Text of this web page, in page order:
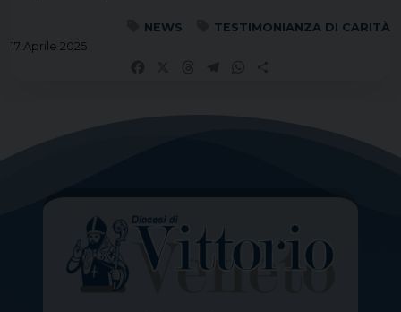
NEWS
TESTIMONIANZA DI CARITÀ
17 Aprile 2025